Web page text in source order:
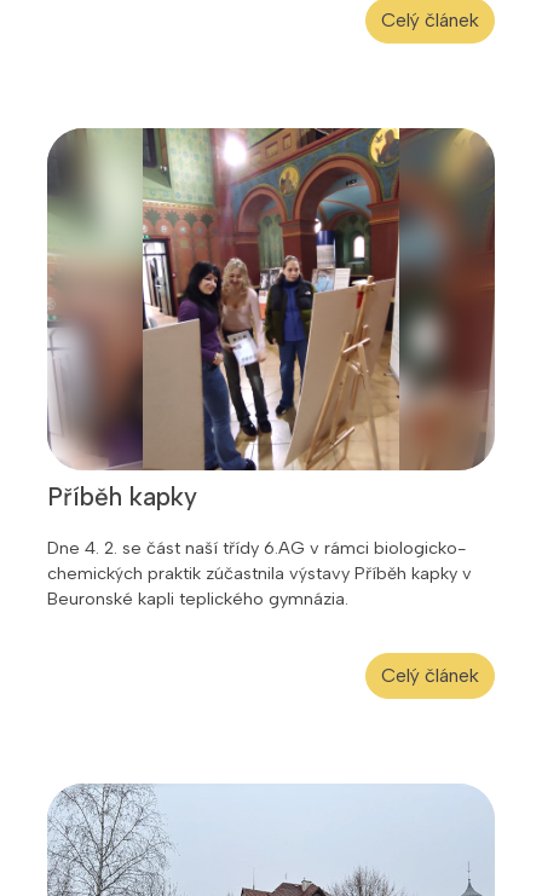
Celý článek
Příběh kapky
Dne 4. 2. se část naší třídy 6.AG v rámci biologicko-
chemických praktik zúčastnila výstavy Příběh kapky v
Beuronské kapli teplického gymnázia.
Celý článek